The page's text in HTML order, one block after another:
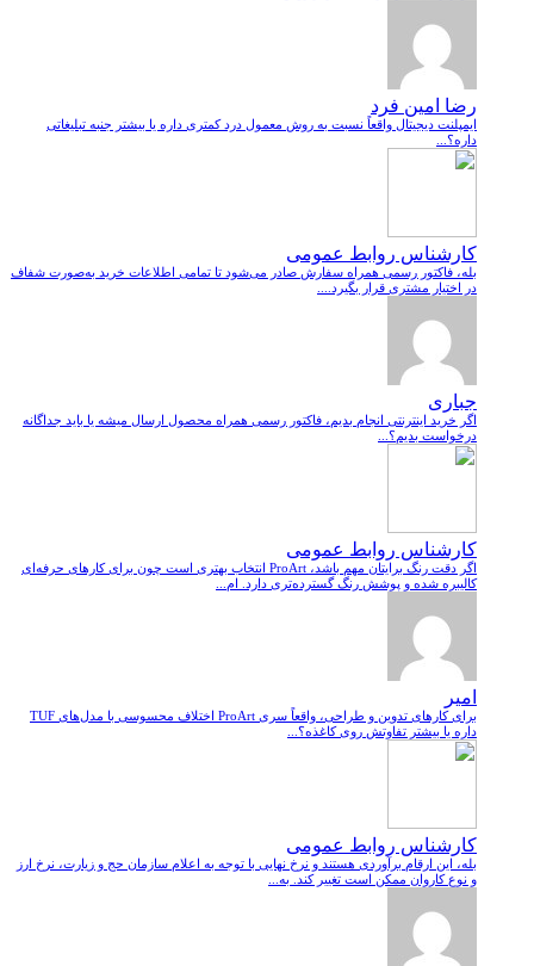
رضا امین فرد
ایمپلنت دیجیتال واقعاً نسبت به روش معمول درد کمتری داره یا بیشتر جنبه تبلیغاتی
داره؟...
کارشناس روابط عمومی
بله، فاکتور رسمی همراه سفارش صادر می‌شود تا تمامی اطلاعات خرید به‌صورت شفاف
در اختیار مشتری قرار بگیرد....
جباری
اگر خرید اینترنتی انجام بدیم، فاکتور رسمی همراه محصول ارسال میشه یا باید جداگانه
درخواست بدیم؟...
کارشناس روابط عمومی
اگر دقت رنگ برایتان مهم باشد، ProArt انتخاب بهتری است چون برای کارهای حرفه‌ای
کالیبره شده و پوشش رنگ گسترده‌تری دارد. ام...
امیر
برای کارهای تدوین و طراحی، واقعاً سری ProArt اختلاف محسوسی با مدل‌های TUF
داره یا بیشتر تفاوتش روی کاغذه؟...
کارشناس روابط عمومی
بله، این ارقام برآوردی هستند و نرخ نهایی با توجه به اعلام سازمان حج و زیارت، نرخ ارز
و نوع کاروان ممکن است تغییر کند. به...